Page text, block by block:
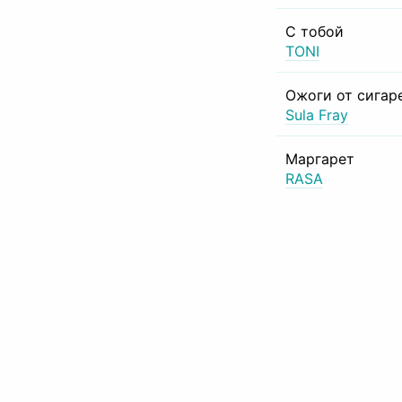
С тобой
TONI
Ожоги от
Sula Fray
Маргарет
RASA